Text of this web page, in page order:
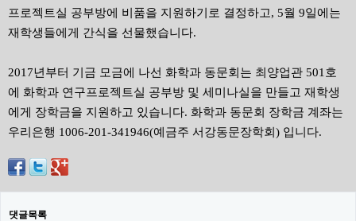
프로젝트실 공부방에 비품을 지원하기로 결정하고, 5월 9일에는
재학생들에게 간식을 선물했습니다.
2017년부터 기금 모금에 나선 화학과 동문회는 최양업관 501호
에 화학과 연구프로젝트실 공부방 및 세미나실을 만들고 재학생
에게 장학금을 지원하고 있습니다. 화학과 동문회 장학금 계좌는
우리은행 1006-201-341946(예금주 서강동문장학회) 입니다.
댓글목록